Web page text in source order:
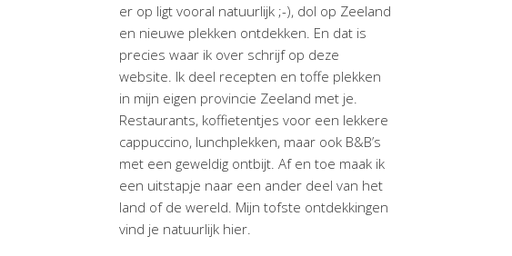
er op ligt vooral natuurlijk ;-), dol op Zeeland
en nieuwe plekken ontdekken. En dat is
precies waar ik over schrijf op deze
website. Ik deel recepten en toffe plekken
in mijn eigen provincie Zeeland met je.
Restaurants, koffietentjes voor een lekkere
cappuccino, lunchplekken, maar ook B&B’s
met een geweldig ontbijt. Af en toe maak ik
een uitstapje naar een ander deel van het
land of de wereld. Mijn tofste ontdekkingen
vind je natuurlijk hier.